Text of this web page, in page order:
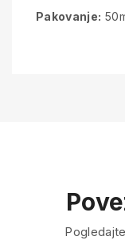
Pakovanje: